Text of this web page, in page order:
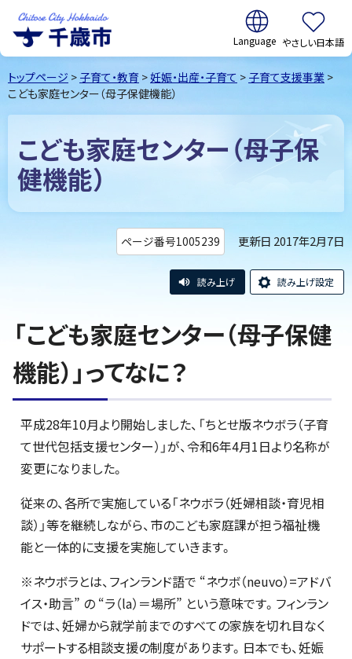
千歳市Chitose
City Hokkaido
翻訳:
やさしい日本語
トップページ > 子育て・教育 >妊娠・出産・子育て > 子育て支援事業 >
こども家庭センター（母子保健機能）
こども家庭センター（母子保
健機能）
ページ番号1005239 更新日 2017年2月7日
読み上げ 読み上げ設定
「こども家庭センター（母子保健
機能）」ってなに？
平成28年10月より開始しました、「ちとせ版ネウボラ（子育
て世代包括支援センター）」が、令和6年4月1日より名称が
変更になりました。
従来の、各所で実施している「ネウボラ（妊婦相談・育児相
談）」等を継続しながら、市のこども家庭課が担う福祉機
能と一体的に支援を実施していきます。
※ネウボラとは、フィンランド語で “ネウボ（neuvo）=アドバ
イス・助言” の “ラ（la）＝場所” という意味です。フィンラン
ドでは、妊婦から就学前までのすべての家族を切れ目なく
サポートする相談支援の制度があります。日本でも、妊娠